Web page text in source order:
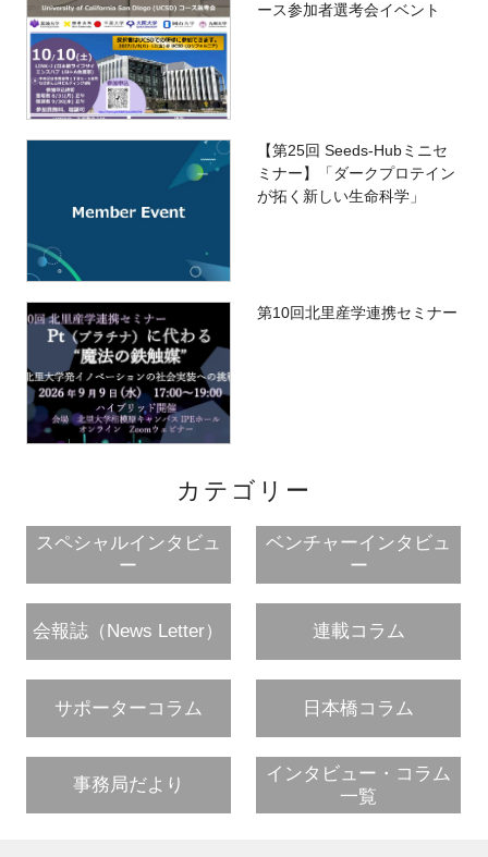
ース参加者選考会イベント
【第25回 Seeds-Hubミニセ
ミナー】「ダークプロテイン
が拓く新しい生命科学」
第10回北里産学連携セミナー
カテゴリー
スペシャルインタビュ
ー
ベンチャーインタビュ
ー
会報誌（News Letter） 連載コラム
サポーターコラム 日本橋コラム
事務局だより
インタビュー・コラム
一覧